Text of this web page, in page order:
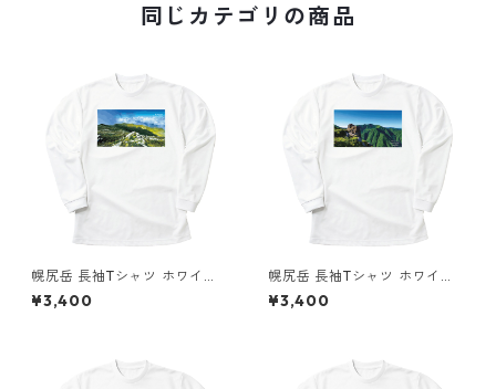
同じカテゴリの商品
幌尻岳 長袖Tシャツ ホワイト
ドライ 吸水速乾 山 登山 山Tシ
ャツ 山のイラスト
¥3,400
幌尻岳 長袖Tシャツ ホワイト
ドライ 吸水速乾 山 登山 山Tシ
ャツ 山のイラスト
¥3,400